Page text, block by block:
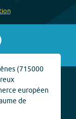
(715000
européen
de